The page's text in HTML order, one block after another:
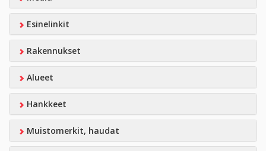
Esinelinkit
Rakennukset
Alueet
Hankkeet
Muistomerkit, haudat